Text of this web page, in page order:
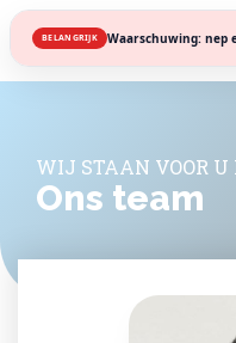
BELANGRIJK Waarschuwing: nep
WIJ STAAN VOOR
Ons team